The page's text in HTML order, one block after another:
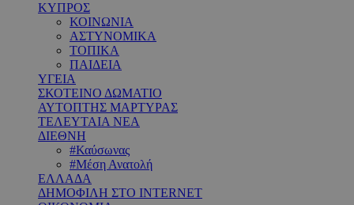
ΚΥΠΡΟΣ
ΚΟΙΝΩΝΙΑ
ΑΣΤΥΝΟΜΙΚΑ
ΤΟΠΙΚΑ
ΠΑΙΔΕΙΑ
ΥΓΕΙΑ
ΣΚΟΤΕΙΝΟ ΔΩΜΑΤΙΟ
ΑΥΤΟΠΤΗΣ ΜΑΡΤΥΡΑΣ
ΤΕΛΕΥΤΑΙΑ ΝΕΑ
ΔΙΕΘΝΗ
#Καύσωνας
#Μέση Ανατολή
ΕΛΛΑΔΑ
ΔΗΜΟΦΙΛΗ ΣΤΟ INTERNET